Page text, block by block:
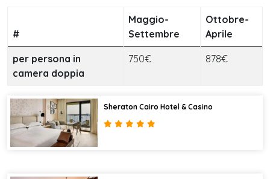
#
Maggio-
Settembre
Ottobre-
Aprile
per persona in
camera doppia
750€ 878€
Sheraton Cairo Hotel & Casino